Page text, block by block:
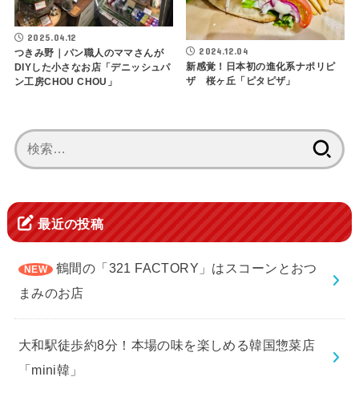
2025.04.12
つきみ野｜パン職人のママさんが
DIYした小さなお店「デニッシュパ
ン工房CHOU CHOU」
2024.12.04
新感覚！日本初の進化系ナポリピ
ザ 桜ヶ丘「ピタピザ」
索:
最近の投稿
鶴間の「321 FACTORY」はスコーンとおつ
まみのお店
大和駅徒歩約8分！本場の味を楽しめる韓国惣菜店
「mini韓」